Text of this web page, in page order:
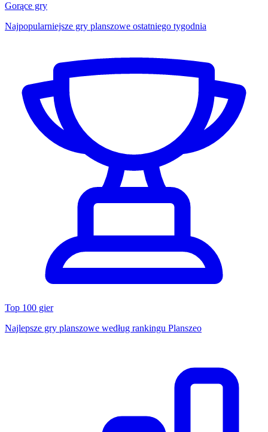
Gorące gry
Najpopularniejsze gry planszowe ostatniego tygodnia
Top 100 gier
Najlepsze gry planszowe według rankingu Planszeo